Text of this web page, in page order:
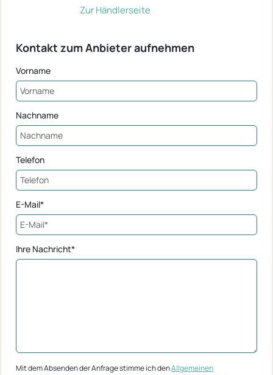
Zur Händlerseite
Kontakt zum Anbieter aufnehmen
Vorname
Nachname
Telefon
E-Mail*
Ihre Nachricht*
Mit dem Absenden der Anfrage stimme ich denAllgemeinen